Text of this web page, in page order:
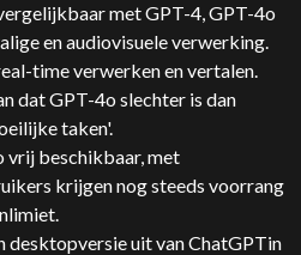
metGPT-4, GPT-4o
en audiovisuele verwerking.
time verwerken en vertalen.
dat GPT-4o slechter is dan
taken'.
vrij beschikbaar, met
krijgen nog steeds voorrang
desktopversie uit vanChatGPTin